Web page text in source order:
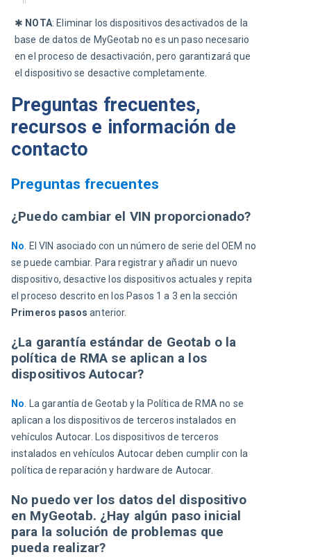
✱ NOTA: Eliminar los dispositivos desactivados de la
base de datos de MyGeotab no es un paso necesario
en el proceso de desactivación, pero garantizará que
el dispositivo se desactive completamente.
Preguntas frecuentes,
recursos e información de
contacto
Preguntas frecuentes
¿Puedo cambiar el VIN proporcionado?
No. El VIN asociado con un número de serie del OEM no
se puede cambiar. Para registrar y añadir un nuevo
dispositivo, desactive los dispositivos actuales y repita
el proceso descrito en los Pasos 1 a 3 en la sección
Primeros pasos anterior.
¿La garantía estándar de Geotab o la
política de RMA se aplican a los
dispositivos Autocar?
No. La garantía de Geotab y la Política de RMA no se
aplican a los dispositivos de terceros instalados en
vehículos Autocar. Los dispositivos de terceros
instalados en vehículos Autocar deben cumplir con la
política de reparación y hardware de Autocar.
No puedo ver los datos del dispositivo
en MyGeotab. ¿Hay algún paso inicial
para la solución de problemas que
pueda realizar?